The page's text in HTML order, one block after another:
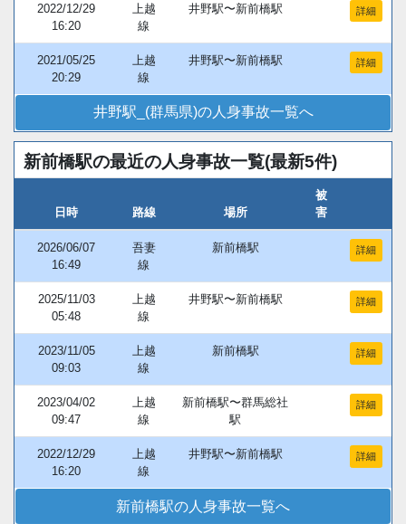
2022/12/29
16:20
上越
線
井野駅〜新前橋駅 詳細
2021/05/25
20:29
上越
線
井野駅〜新前橋駅 詳細
井野駅_(群馬県)の人身事故一覧へ
新前橋駅の最近の人身事故一覧(最新5件)
日時 路線 場所
被
害
2026/06/07
16:49
吾妻
線
新前橋駅 詳細
2025/11/03
05:48
上越
線
井野駅〜新前橋駅 詳細
2023/11/05
09:03
上越
線
新前橋駅 詳細
2023/04/02
09:47
上越
線
新前橋駅〜群馬総社
駅
詳細
2022/12/29
16:20
上越
線
井野駅〜新前橋駅 詳細
新前橋駅の人身事故一覧へ